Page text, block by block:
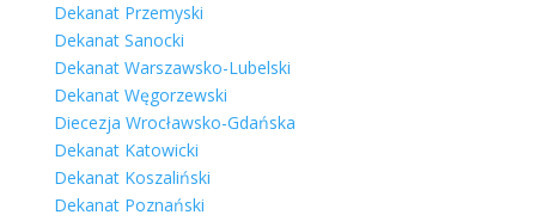
Dekanat Przemyski
Dekanat Sanocki
Dekanat Warszawsko-Lubelski
Dekanat Węgorzewski
Diecezja Wrocławsko-Gdańska
Dekanat Katowicki
Dekanat Koszaliński
Dekanat Poznański